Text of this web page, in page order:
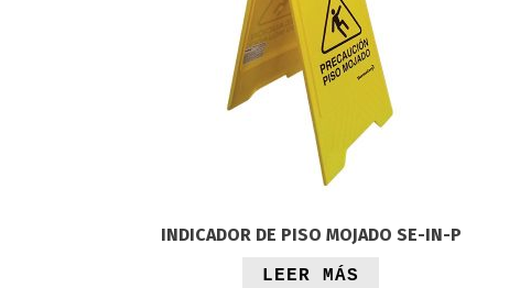
INDICADOR DE PISO MOJADO SE-IN-P
LEER MÁS